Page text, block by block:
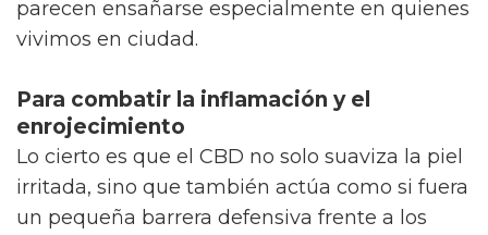
parecen ensañarse especialmente en quienes
vivimos en ciudad.
Para combatir la inflamación y el
enrojecimiento
Lo cierto es que el CBD no solo suaviza la piel
irritada, sino que también actúa como si fuera
un pequeña barrera defensiva frente a los